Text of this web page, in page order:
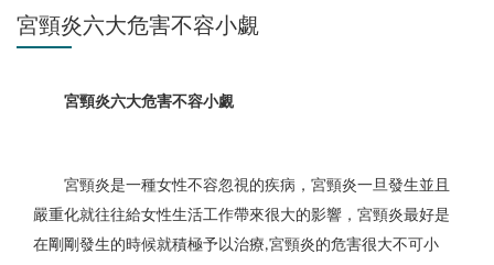
宮頸炎六大危害不容小覷
宮頸炎六大危害不容小覷
宮頸炎是一種女性不容忽視的疾病，宮頸炎一旦發生並且
嚴重化就往往給女性生活工作帶來很大的影響，宮頸炎最好是
在剛剛發生的時候就積極予以治療,宮頸炎的危害很大不可小